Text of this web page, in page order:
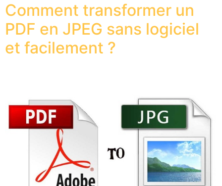
Comment transformer un
PDF en JPEG sans logiciel
et facilement ?